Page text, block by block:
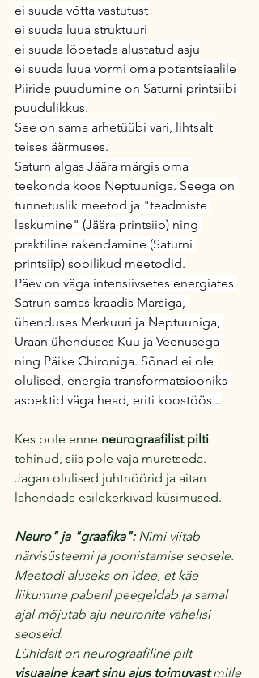
ei suuda võtta vastutust
ei suuda luua struktuuri
ei suuda lõpetada alustatud asju
ei suuda luua vormi oma potentsiaalile
Piiride puudumine on Saturni printsiibi
puudulikkus.
See on sama arhetüübi vari, lihtsalt
teises äärmuses.
Saturn algas Jäära märgis oma
teekonda koos Neptuuniga. Seega on
tunnetuslik meetod ja "teadmiste
laskumine" (Jäära printsiip) ning
praktiline rakendamine (Saturni
printsiip) sobilikud meetodid.
Päev on väga intensiivsetes energiates
Satrun samas kraadis Marsiga,
ühenduses Merkuuri ja Neptuuniga,
Uraan ühenduses Kuu ja Veenusega
ning Päike Chironiga. Sõnad ei ole
olulised, energia transformatsiooniks
aspektid väga head, eriti koostöös...
Kes pole enne neurograafilist pilti
tehinud, siis pole vaja muretseda.
Jagan olulised juhtnöörid ja aitan
lahendada esilekerkivad küsimused.
Neuro" ja "graafika": Nimi viitab
närvisüsteemi ja joonistamise seosele.
Meetodi aluseks on idee, et käe
liikumine paberil peegeldab ja samal
ajal mõjutab aju neuronite vahelisi
seoseid.
Lühidalt on neurograafiline pilt
visuaalne kaart sinu ajus toimuvast mille